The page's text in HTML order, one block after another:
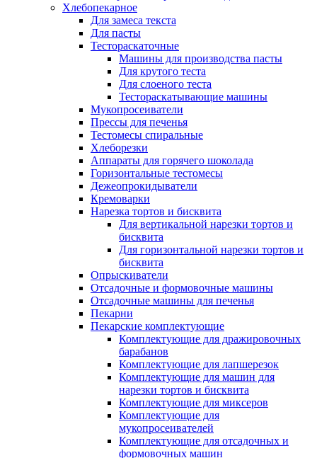
Хлебопекарное
Для замеса текста
Для пасты
Тестораскаточные
Машины для производства пасты
Для крутого теста
Для слоеного теста
Тестораскатывающие машины
Мукопросеиватели
Прессы для печенья
Тестомесы спиральные
Хлеборезки
Аппараты для горячего шоколада
Горизонтальные тестомесы
Дежеопрокидыватели
Кремоварки
Нарезка тортов и бисквита
Для вертикальной нарезки тортов и
бисквита
Для горизонтальной нарезки тортов и
бисквита
Опрыскиватели
Отсадочные и формовочные машины
Отсадочные машины для печенья
Пекарни
Пекарские комплектующие
Комплектующие для дражировочных
барабанов
Комплектующие для лапшерезок
Комплектующие для машин для
нарезки тортов и бисквита
Комплектующие для миксеров
Комплектующие для
мукопросеивателей
Комплектующие для отсадочных и
формовочных машин